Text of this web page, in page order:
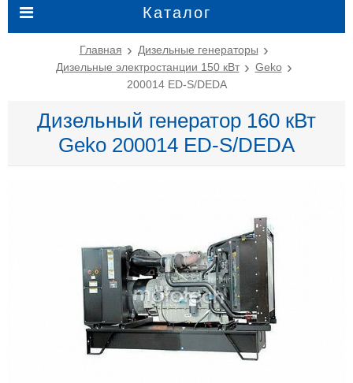
Каталог
Главная
Дизельные генераторы
Дизельные электростанции 150 кВт
Geko
200014 ED-S/DEDA
Дизельный генератор 160 кВт
Geko 200014 ED-S/DEDA